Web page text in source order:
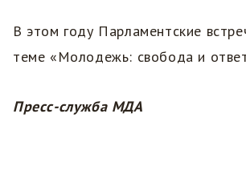
В этом году Парламентские
теме «Молодежь: свобода и
Пресс-служба МДА